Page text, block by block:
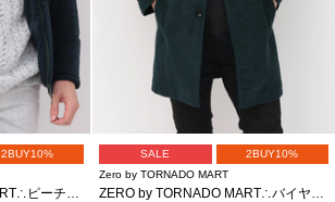
2BUY10%
SALE
2BUY10%
Zero by TORNADO MART